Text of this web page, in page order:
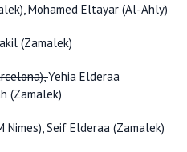
Mohamed Eltayar (Al-Ahly)
(Zamalek)
Yehia Elderaa
(Zamalek)
Nimes), Seif Elderaa (Zamalek)